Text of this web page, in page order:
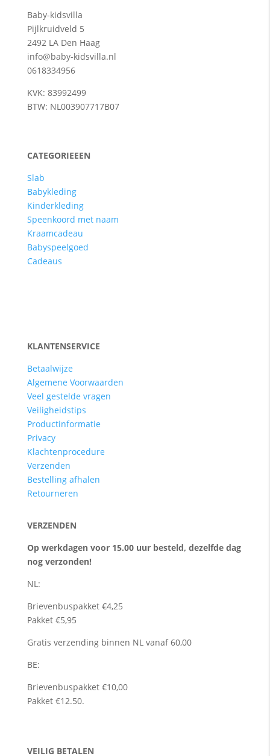
Baby-kidsvilla
Pijlkruidveld 5
2492 LA Den Haag
info@baby-kidsvilla.nl
0618334956
KVK: 83992499
BTW: NL003907717B07
CATEGORIEEEN
Slab
Babykleding
Kinderkleding
Speenkoord met naam
Kraamcadeau
Babyspeelgoed
Cadeaus
KLANTENSERVICE
Betaalwijze
Algemene Voorwaarden
Veel gestelde vragen
Veiligheidstips
Productinformatie
Privacy
Klachtenprocedure
Verzenden
Bestelling afhalen
Retourneren
VERZENDEN
Op werkdagen voor 15.00 uur besteld, dezelfde dag
nog verzonden!
NL:
Brievenbuspakket €4,25
Pakket €5,95
Gratis verzending binnen NL vanaf 60,00
BE:
Brievenbuspakket €10,00
Pakket €12.50.
VEILIG BETALEN